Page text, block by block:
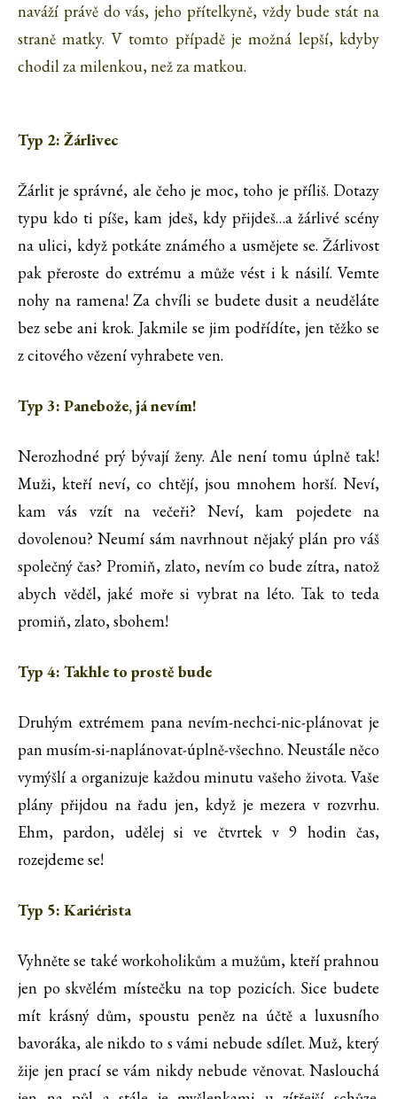
naváží právě do vás, jeho přítelkyně, vždy bude stát na
straně matky. V tomto případě je možná lepší, kdyby
chodil za milenkou, než za matkou.
Typ 2: Žárlivec
Žárlit je správné, ale čeho je moc, toho je příliš. Dotazy
typu kdo ti píše, kam jdeš, kdy přijdeš…a žárlivé scény
na ulici, když potkáte známého a usmějete se. Žárlivost
pak přeroste do extrému a může vést i k násilí. Vemte
nohy na ramena! Za chvíli se budete dusit a neuděláte
bez sebe ani krok. Jakmile se jim podřídíte, jen těžko se
z citového vězení vyhrabete ven.
Typ 3: Panebože, já nevím!
Nerozhodné prý bývají ženy. Ale není tomu úplně tak!
Muži, kteří neví, co chtějí, jsou mnohem horší. Neví,
kam vás vzít na večeři? Neví, kam pojedete na
dovolenou? Neumí sám navrhnout nějaký plán pro váš
společný čas? Promiň, zlato, nevím co bude zítra, natož
abych věděl, jaké moře si vybrat na léto. Tak to teda
promiň, zlato, sbohem!
Typ 4: Takhle to prostě bude
Druhým extrémem pana nevím-nechci-nic-plánovat je
pan musím-si-naplánovat-úplně-všechno. Neustále něco
vymýšlí a organizuje každou minutu vašeho života. Vaše
plány přijdou na řadu jen, když je mezera v rozvrhu.
Ehm, pardon, udělej si ve čtvrtek v 9 hodin čas,
rozejdeme se!
Typ 5: Kariérista
Vyhněte se také workoholikům a mužům, kteří prahnou
jen po skvělém místečku na top pozicích. Sice budete
mít krásný dům, spoustu peněz na účtě a luxusního
bavoráka, ale nikdo to s vámi nebude sdílet. Muž, který
žije jen prací se vám nikdy nebude věnovat. Naslouchá